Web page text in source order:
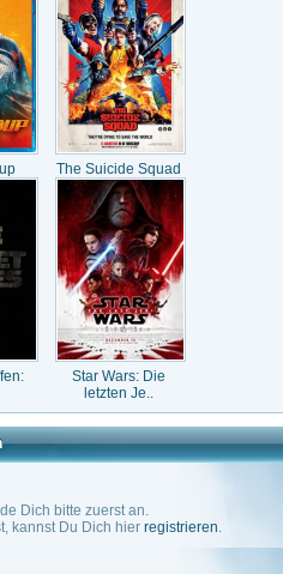
The Suicide Squad
Star Wars: Die
letzten Je..
Dich bitte zuerst an.
kannst Du Dich hier registrieren.